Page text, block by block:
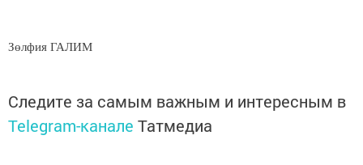
Зөл­фия ГА­ЛИМ
Следите за самым важным и интересным в
Telegram-канале Татмедиа